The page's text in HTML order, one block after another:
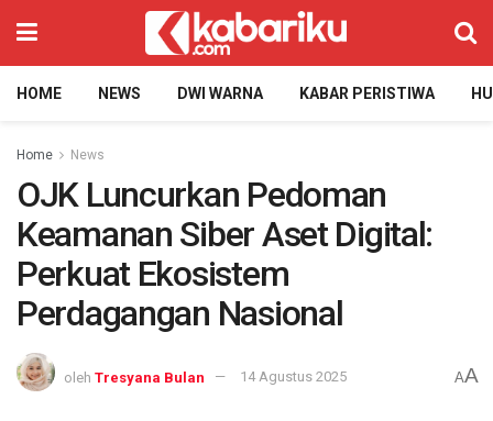
HOME NEWS DWI WARNA KABAR PERISTIWA
Home News
OJK Luncurkan Pedoman
Keamanan Siber Aset Digital:
Perkuat Ekosistem
Perdagangan Nasional
oleh Tresyana Bulan 14 Agustus 2025 AA